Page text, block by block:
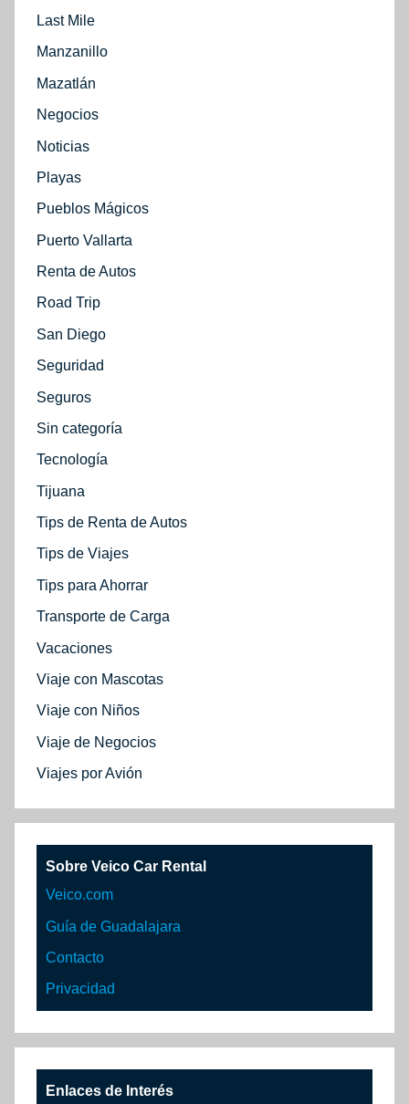
Last Mile
Manzanillo
Mazatlán
Negocios
Noticias
Playas
Pueblos Mágicos
Puerto Vallarta
Renta de Autos
Road Trip
San Diego
Seguridad
Seguros
Sin categoría
Tecnología
Tijuana
Tips de Renta de Autos
Tips de Viajes
Tips para Ahorrar
Transporte de Carga
Vacaciones
Viaje con Mascotas
Viaje con Niños
Viaje de Negocios
Viajes por Avión
Sobre Veico Car Rental
Veico.com
Guía de Guadalajara
Contacto
Privacidad
Enlaces de Interés